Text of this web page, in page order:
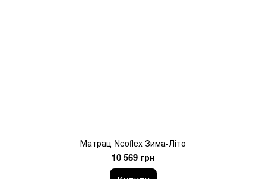
Матрац Neoflex Зима-Літо
10 569 грн